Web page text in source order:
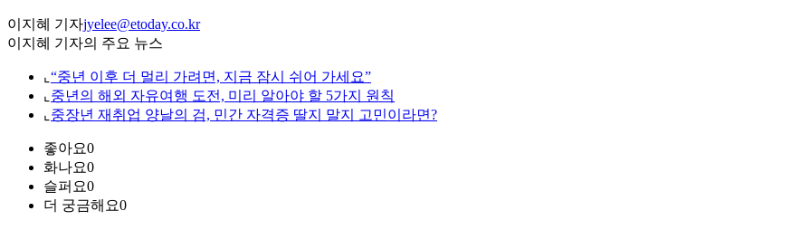
이지혜 기자jyelee@etoday.co.kr
이지혜 기자의 주요 뉴스
⌞ “중년 이후 더 멀리 가려면, 지금 잠시 쉬어 가세요”
⌞ 중년의 해외 자유여행 도전, 미리 알아야 할 5가지 원칙
⌞ 중장년 재취업 양날의 검, 민간 자격증 딸지 말지 고민이라면?
좋아요0
화나요0
슬퍼요0
더 궁금해요0